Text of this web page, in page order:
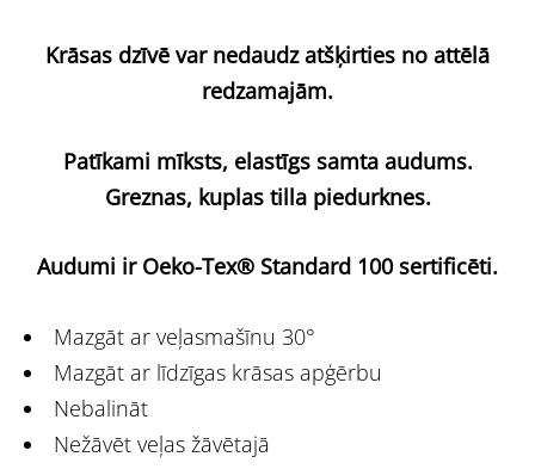
Krāsas dzīvē var nedaudz atšķirties no attēlā
redzamajām.
Patīkami mīksts, elastīgs samta audums.
Greznas, kuplas tilla piedurknes.
Audumi ir Oeko-Tex® Standard 100 sertificēti.
Mazgāt ar veļasmašīnu 30°
Mazgāt ar līdzīgas krāsas apģērbu
Nebalināt
Nežāvēt veļas žāvētajā